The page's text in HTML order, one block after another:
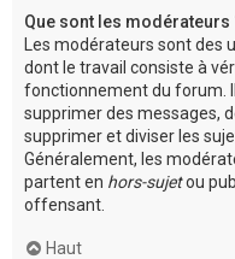
Que sont les modérateurs
Les modérateurs sont des
dont le travail consiste à
fonctionnement du forum.
supprimer des messages,
supprimer et diviser les
Généralement, les
partent en hors-sujetou
offensant.
Haut